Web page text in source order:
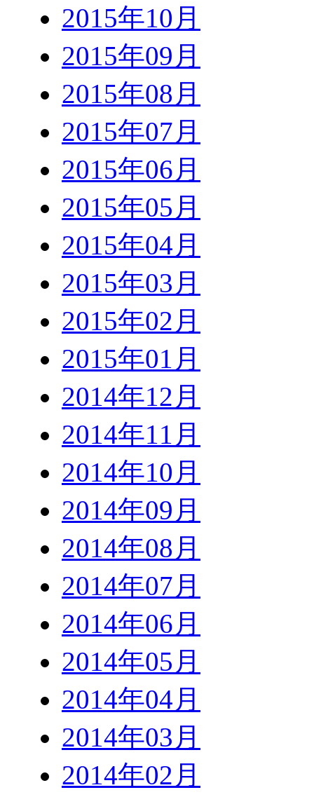
2015年10月
2015年09月
2015年08月
2015年07月
2015年06月
2015年05月
2015年04月
2015年03月
2015年02月
2015年01月
2014年12月
2014年11月
2014年10月
2014年09月
2014年08月
2014年07月
2014年06月
2014年05月
2014年04月
2014年03月
2014年02月